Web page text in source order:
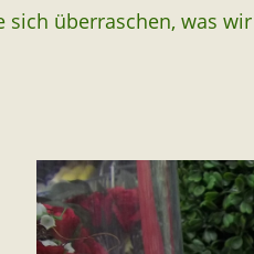
sich überraschen, was